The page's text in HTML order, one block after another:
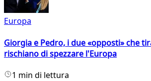
Europa
Giorgia e Pedro, i due «opposti» che
rischiano di spezzare l'Europa
1 min di lettura